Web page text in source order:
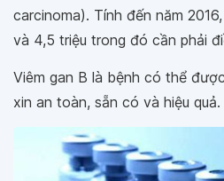
carcinoma). Tính đến năm
và 4,5 triệu trong đó cần phải
Viêm gan B là bệnh có thể
xin an toàn, sẵn có và hiệu quả.